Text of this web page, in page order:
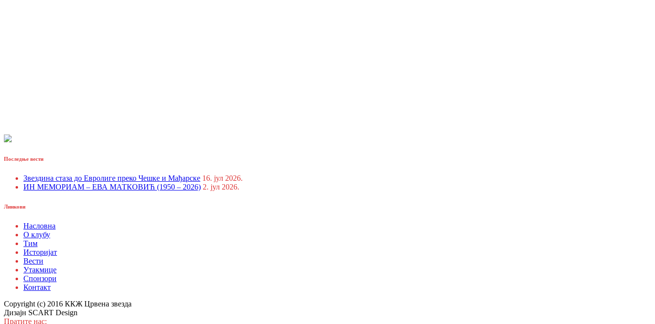
Последње вести
Звездина стаза до Евролиге преко Чешке и Мађарске 16. јул 2026.
ИН МЕМОРИАМ – ЕВА МАТКОВИЋ (1950 – 2026) 2. јул 2026.
Линкови
Насловна
О клубу
Тим
Историјат
Вести
Утакмице
Спонзори
Контакт
Copyright (c) 2016 ККЖ Црвена звезда
Дизајн SCART Design
Пратите нас: